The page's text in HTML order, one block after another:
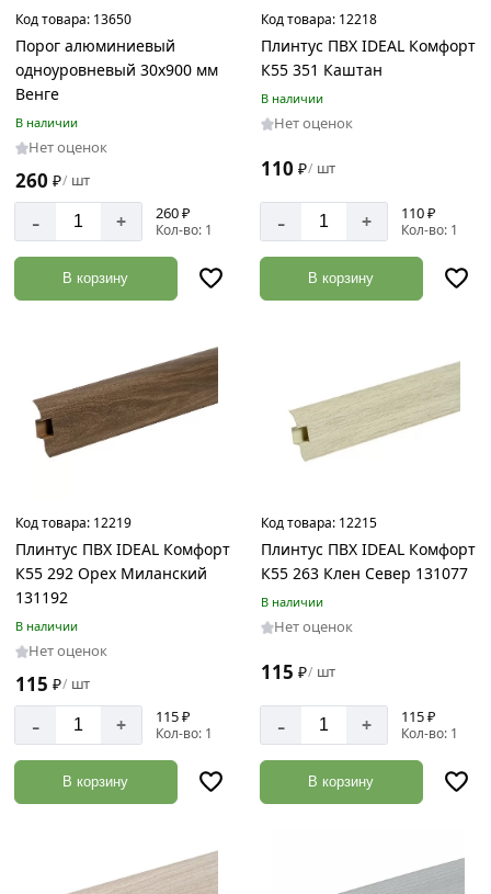
Код товара: 13650
Порог алюминиевый
одноуровневый 30х900 мм
Венге
В наличии
Нет оценок
260 ₽/ шт
- + 260 ₽
Кол-во: 1
В корзину
Код товара: 12218
Плинтус ПВХ IDEAL Комфорт
К55 351 Каштан
В наличии
Нет оценок
110 ₽/ шт
- + 110 ₽
Кол-во: 1
В корзину
Код товара: 12219
Плинтус ПВХ IDEAL Комфорт
К55 292 Орех Миланский
131192
В наличии
Нет оценок
115 ₽/ шт
- + 115 ₽
Кол-во: 1
В корзину
Код товара: 12215
Плинтус ПВХ IDEAL Комфорт
К55 263 Клен Север 131077
В наличии
Нет оценок
115 ₽/ шт
- + 115 ₽
Кол-во: 1
В корзину